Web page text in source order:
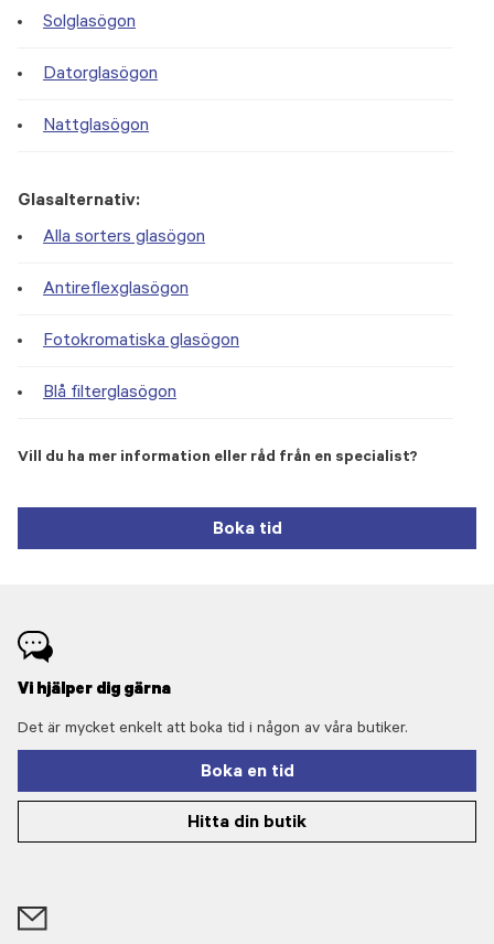
Solglasögon
Datorglasögon
Nattglasögon
Glasalternativ:
Alla sorters glasögon
Antireflexglasögon
Fotokromatiska glasögon
Blå filterglasögon
Vill du ha mer information eller råd från en specialist?
Boka tid
Vi hjälper dig gärna
Det är mycket enkelt att boka tid i någon av våra butiker.
Boka en tid
Hitta din butik